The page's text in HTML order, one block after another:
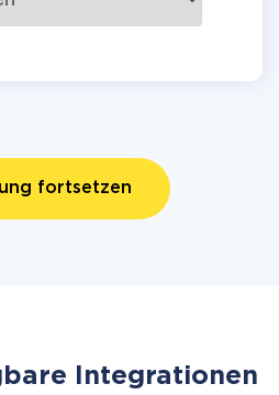
fortsetzen
Integrationen